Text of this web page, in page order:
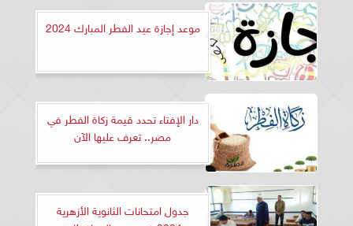
موعد إجازة عيد الفطر المبارك 2024
دار الإفتاء تحدد قيمة زكاة الفطر في
مصر.. تعرف عليها الآن
جدول امتحانات الثانوية الأزهرية